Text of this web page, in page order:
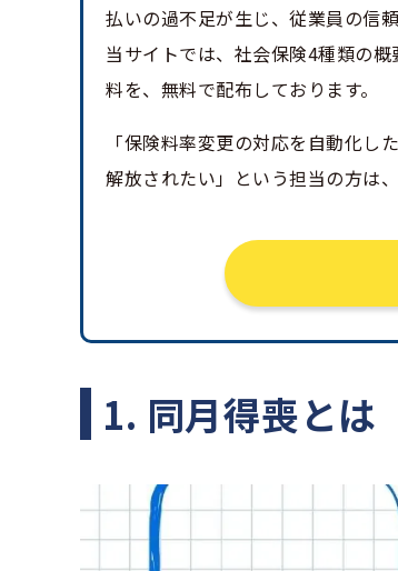
払いの過不足が生じ、従業員の信
当サイトでは、社会保険4種類の
料を、無料で配布しております。
「保険料率変更の対応を自動化
解放されたい」という担当の方は
1. 同月得喪とは